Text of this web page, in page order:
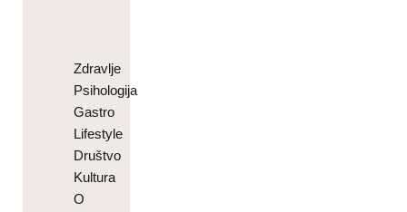
Zdravlje
Psihologija
Gastro
Lifestyle
Društvo
Kultura
O